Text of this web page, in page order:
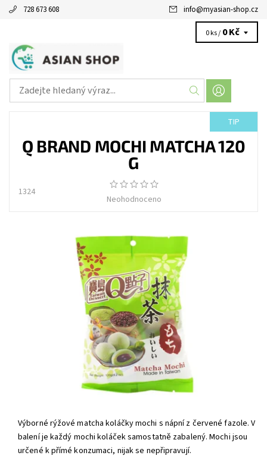
728 673 608 info@myasian-shop.cz
0 ks / 0 Kč
TIP
Q BRAND MOCHI MATCHA 120
G
1324
Neohodnoceno
Výborné rýžové matcha koláčky mochi s nápní z červené fazole. V
balení je každý mochi koláček samostatně zabalený. Mochi jsou
určené k přímé konzumaci, nijak se nepřipravují.